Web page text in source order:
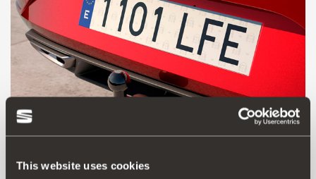
This website uses cookies